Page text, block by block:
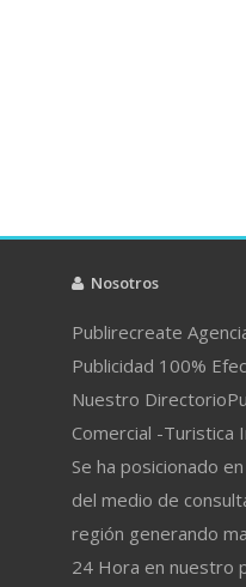
Nosotros
Publirecreate
Publicidad 100%
Nuestro
Comercial -Turistica
Se ha posicionado
del medio de
región generando
24 Hora en nuestro